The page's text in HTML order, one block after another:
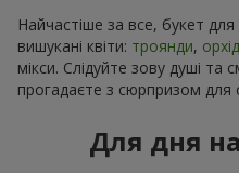
Найчастіше за все, букет
вишукані квіти: троянди,
мікси. Слідуйте зову душі та
прогадаєте з сюрпризом для
Для дня